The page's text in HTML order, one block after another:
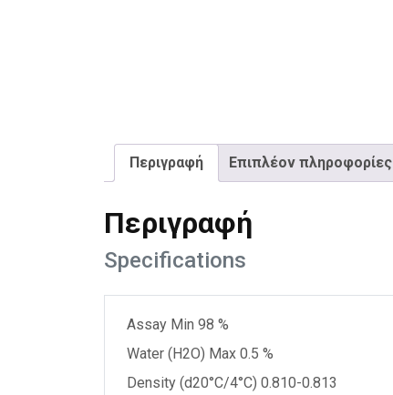
Περιγραφή Επιπλέον πληροφορίες
Περιγραφή
Specifications
Assay Min 98 %
Water (H2O) Max 0.5 %
Density (d20°C/4°C) 0.810-0.813